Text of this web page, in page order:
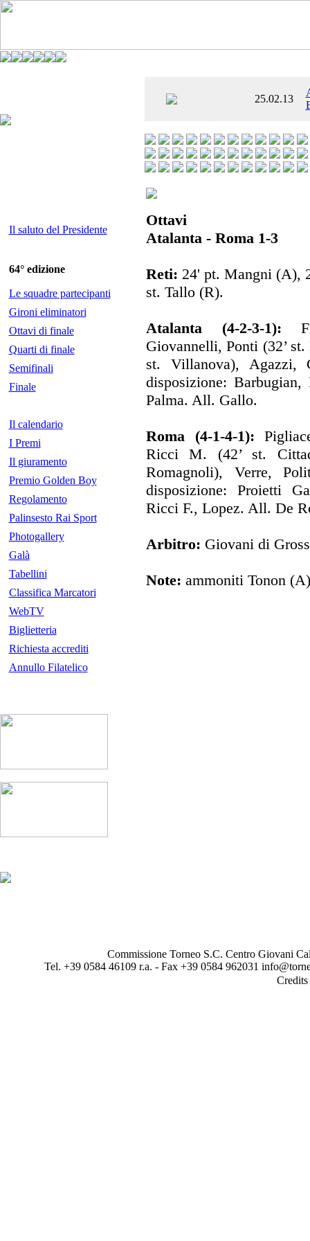
25.02.13
Il saluto del Presidente
64° edizione
Le squadre partecipanti
Gironi eliminatori
Ottavi di finale
Quarti di finale
Semifinali
Finale
Il calendario
I Premi
Il giuramento
Premio Golden Boy
Regolamento
Palinsesto Rai Sport
Photogallery
Galà
Tabellini
Classifica Marcatori
WebTV
Biglietteria
Richiesta accrediti
Annullo Filatelico
Ottavi
Atalanta - Roma 1-3
Reti: 24' pt. Mangni (A),
st. Tallo (R).
Atalanta (4-2-3-1):
Giovannelli, Ponti (32’
st. Villanova), Agazzi,
disposizione:
Palma. All. Gallo.
Roma (4-1-4-1):
Ricci M. (42’ st.
Romagnoli), Verre,
disposizione: Proietti
Ricci F., Lopez. All. De
Arbitro: Giovani di
Note: ammoniti Tonon
Commissione Torneo S.C. Centro Giovani
Tel. +39 0584 46109 r.a. - Fax +39 0584 962031
Credits